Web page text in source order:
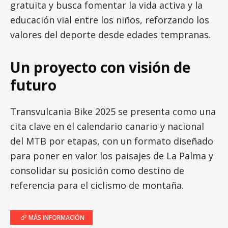
gratuita y busca fomentar la vida activa y la
educación vial entre los niños, reforzando los
valores del deporte desde edades tempranas.
Un proyecto con visión de
futuro
Transvulcania Bike 2025 se presenta como una
cita clave en el calendario canario y nacional
del MTB por etapas, con un formato diseñado
para poner en valor los paisajes de La Palma y
consolidar su posición como destino de
referencia para el ciclismo de montaña.
MÁS INFORMACIÓN